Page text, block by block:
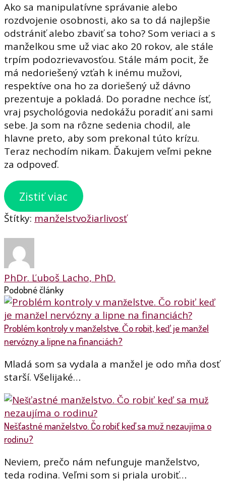
Ako sa manipulatívne správanie alebo
rozdvojenie osobnosti, ako sa to dá najlepšie
odstrániť alebo zbaviť sa toho? Som veriaci a s
manželkou sme už viac ako 20 rokov, ale stále
trpím podozrievavosťou. Stále mám pocit, že
má nedoriešený vzťah k inému mužovi,
respektíve ona ho za doriešený už dávno
prezentuje a pokladá. Do poradne nechce ísť,
vraj psychológovia nedokážu poradiť ani sami
sebe. Ja som na rôzne sedenia chodil, ale
hlavne preto, aby som prekonal túto krízu.
Teraz nechodím nikam. Ďakujem veľmi pekne
za odpoveď.
Zistiť viac
Štítky: manželstvožiarlivosť
PhDr. Ľuboš Lacho, PhD.
Podobné články
Problém kontroly v manželstve. Čo robit, keď je manžel
nervózny a lipne na financiách?
Mladá som sa vydala a manžel je odo mňa dosť
starší. Všelijaké…
Nešťastné manželstvo. Čo robiť keď sa muž nezaujíma o
rodinu?
Neviem, prečo nám nefunguje manželstvo,
teda rodina. Veľmi som si priala urobiť…